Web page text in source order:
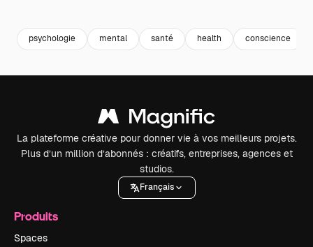
psychologie mental santé health conscience
La plateforme créative pour donner vie à vos meilleurs projets.
Plus d’un million d’abonnés : créatifs, entreprises, agences et
studios.
Français
Produits
Spaces